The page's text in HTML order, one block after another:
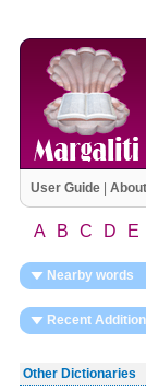
User Guide|
A B C D E
Nearby words
Recent
Other Dictionaries